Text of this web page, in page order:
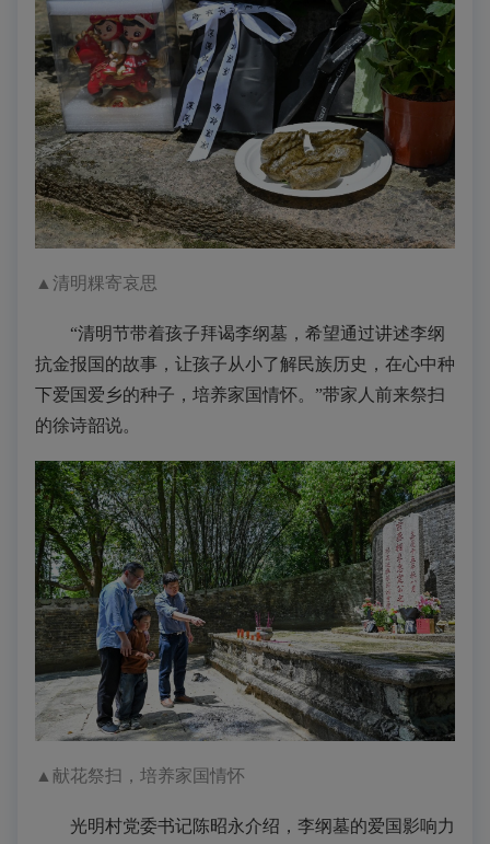
▲ 清明粿寄哀思
“清明节带着孩子拜谒李纲墓，希望通过讲述李纲
抗金报国的故事，让孩子从小了解民族历史，在心中种
下爱国爱乡的种子，培养家国情怀。”带家人前来祭扫
的徐诗韶说。
▲ 献花祭扫，培养家国情怀
光明村党委书记陈昭永介绍，李纲墓的爱国影响力